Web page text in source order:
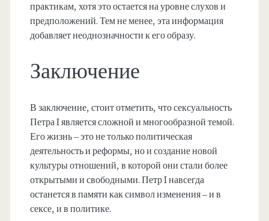
практикам, хотя это остается на уровне слухов и
предположений. Тем не менее, эта информация
добавляет неоднозначности к его образу.
Заключение
В заключение, стоит отметить, что сексуальность
Петра I является сложной и многообразной темой.
Его жизнь – это не только политическая
деятельность и реформы, но и создание новой
культуры отношений, в которой они стали более
открытыми и свободными. Петр I навсегда
останется в памяти как символ изменения – и в
сексе, и в политике.